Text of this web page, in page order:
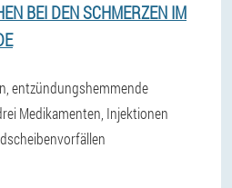
BEI DEN SCHMERZEN IM
entzündungshemmende
Medikamenten, Injektionen